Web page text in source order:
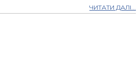
ЧИТАТИ ДАЛІ...